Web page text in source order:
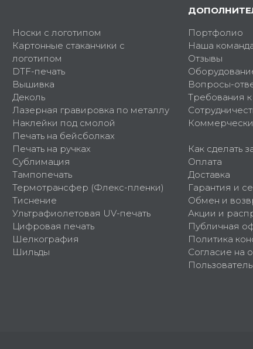
Носки с логотипом
Картонные стаканчики с
логотипом
DTF-печать
Вышивка
Деколь
Лазерная гравировка по металлу
Наклейки под смолой
Печать на бейсболках
Печать на ручках
Сублимация
Тампопечать
Термотрансфер (Флекс-пленки)
Тиснение
Ультрафиолетовая UV-печать
Цифровая печать
Шелкография
Шильды
Портфолио
Наша
Отзывы
Вопросы-
Требования
Как сделать
Оплата
Доставка
Гарантия и
Обмен и
Акции и
Публичная
Политика
Согласие на